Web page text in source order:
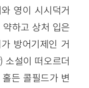
영이 시시덕거
하고 상처 입은
방어기제인 거
소설이 떠오르더
홀든 콜필드가 변